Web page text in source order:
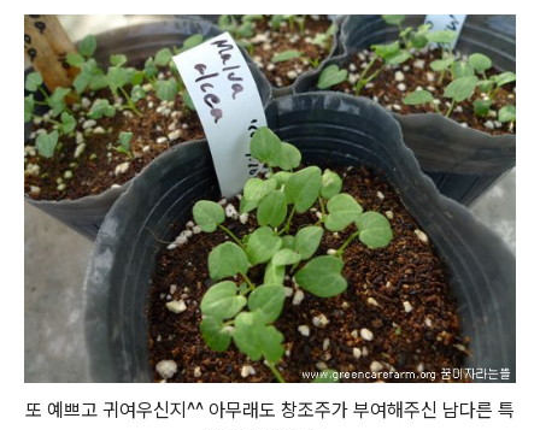
또 예쁘고 귀여우신지^^ 아무래도 창조주가 부여해주신 남다른 특